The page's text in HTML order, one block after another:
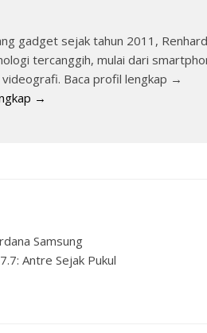
gadget sejak tahun 2011,
tercanggih, mulai dari
Baca profil lengkap →
→
Samsung
Antre Sejak Pukul